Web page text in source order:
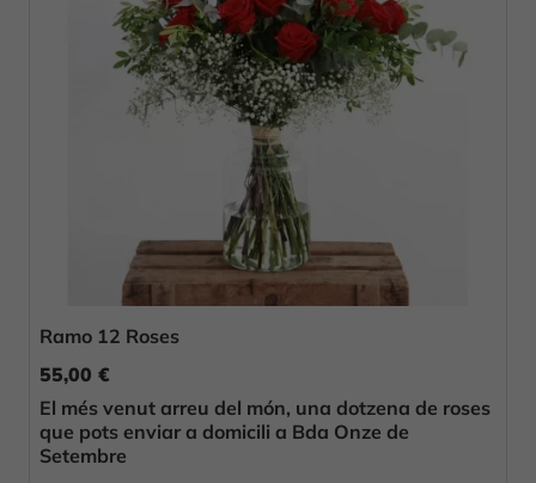
Ramo 12 Roses
55,00 €
El més venut arreu del món, una dotzena de roses
que pots enviar a domicili a Bda Onze de
Setembre